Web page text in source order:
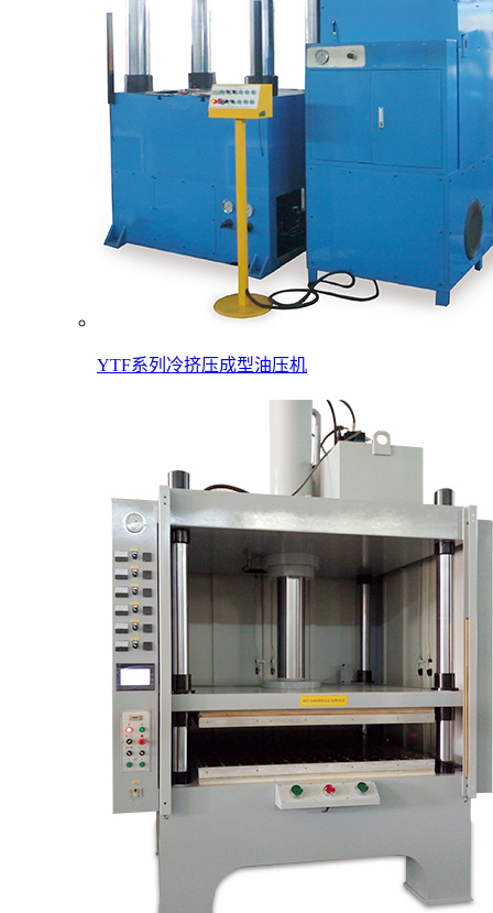
YTF系列冷挤压成型油压机